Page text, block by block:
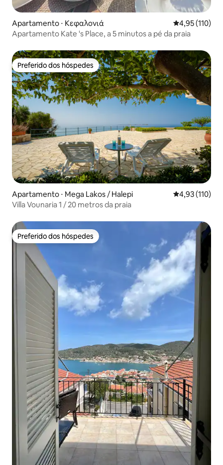
Apartamento ⋅ Κεφαλονιά 4,95 de uma
4,95 (110)
Apartamento Kate 's Place, a 5 minutos a pé da praia
Preferido dos hóspedes
Preferido dos hóspedes
Apartamento ⋅ Mega Lakos / Halepi 4,93 de uma
4,93 (110)
Villa Vounaria 1 / 20 metros da praia
Preferido dos hóspedes
Preferido dos hóspedes